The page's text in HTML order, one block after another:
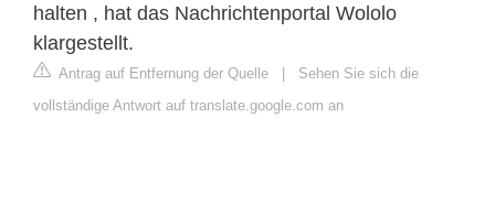
halten , hat das Nachrichtenportal Wololo
klargestellt.
Antrag auf Entfernung der Quelle | Sehen Sie sich die
vollständige Antwort auf translate.google.com an